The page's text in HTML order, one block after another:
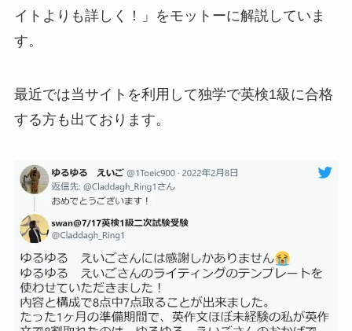
イトよりも詳しく！」をモットーに解説していま
す。
最近では当サイトを利用して独学で英検1級に合格
する方も出ております。